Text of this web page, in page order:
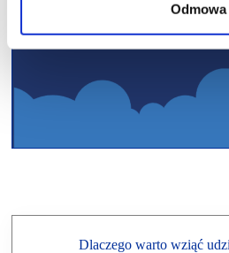
Odmowa
Dlaczego warto wziąć